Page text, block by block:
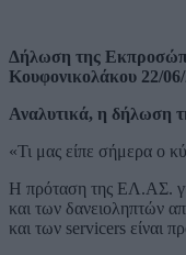
Δήλωση της
Κουφονικολάκου 22/
Αναλυτικά, η δήλωση
«Τι μας είπε σήμερα ο
Η πρόταση της ΕΛ.ΑΣ.
και των δανειοληπτών
και των servicers είναι